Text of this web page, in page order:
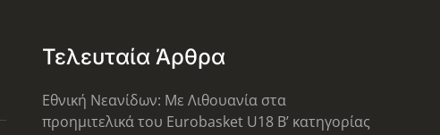
Τελευταία Άρθρα
Εθνική Νεανίδων: Με Λιθουανία στα
προημιτελικά του Eurobasket U18 Β’ κατηγορίας